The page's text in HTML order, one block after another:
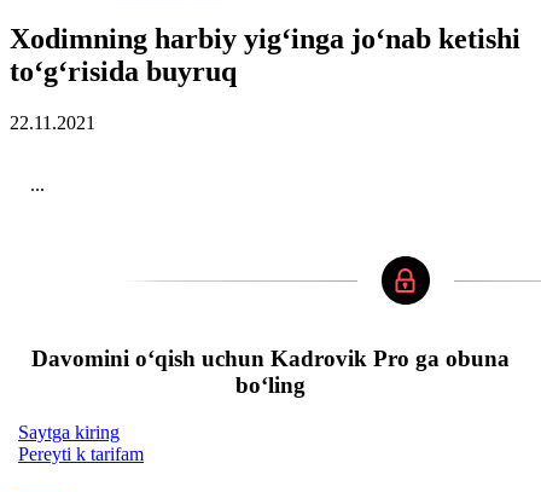
Xodimning harbiy yigʻinga joʻnab ketishi
toʻgʻrisida buyruq
22.11.2021
...
Davomini oʻqish uchun Kadrovik Pro ga obuna
boʻling
Saytga kiring
Pereyti k tarifam